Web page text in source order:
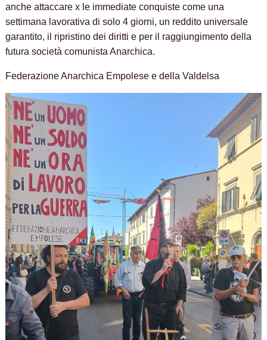
anche attaccare x le immediate conquiste come una
settimana lavorativa di solo 4 giorni, un reddito universale
garantito, il ripristino dei diritti e per il raggiungimento della
futura società comunista Anarchica.
Federazione Anarchica Empolese e della Valdelsa